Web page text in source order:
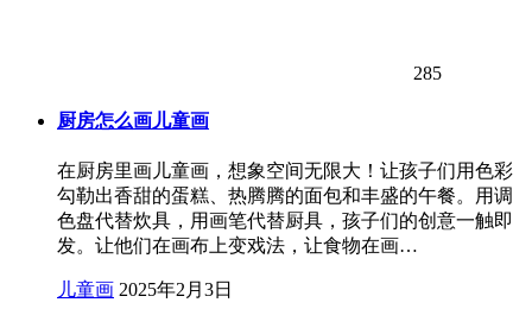
285
厨房怎么画儿童画
在厨房里画儿童画，想象空间无限大！让孩子们用色彩
勾勒出香甜的蛋糕、热腾腾的面包和丰盛的午餐。用调
色盘代替炊具，用画笔代替厨具，孩子们的创意一触即
发。让他们在画布上变戏法，让食物在画…
儿童画 2025年2月3日